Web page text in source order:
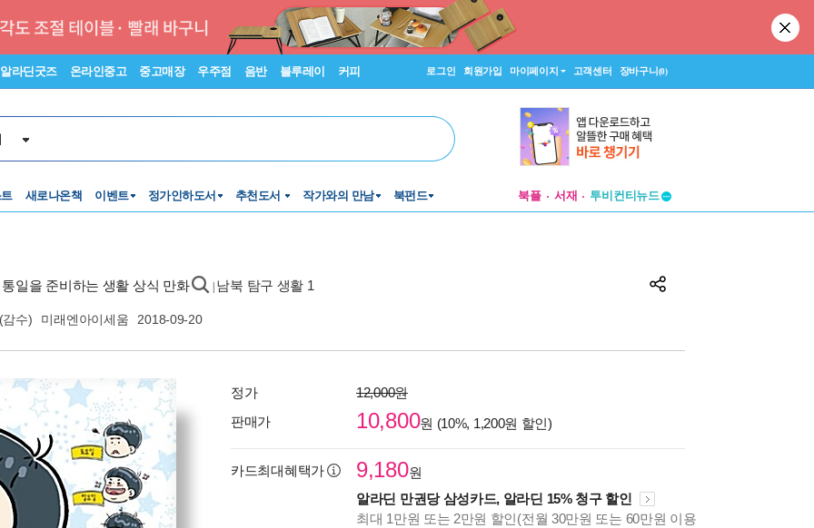
알라딘굿즈 온라인중고 중고매장 우주점 음반 블루레이 커피 로그인 회원가입 마이페이지 고객센터 장바구니(0)
새로나온책 이벤트 정가인하도서 추천도서 작가와의 만남 북펀드 북플 서재
통일을 준비하는 생활 상식 만화 남북 탐구 생활 1
수) 미래엔아이세움 2018-09-20
정가
12,000원
판매가
10,800원 (10%, 1,200원 할인)
카드최대혜택가 9,180원
알라딘 만권당 삼성카드, 알라딘 15% 청구 할인
최대 1만원 또는 2만원 할인(전월 30만원 또는 60만원 이용